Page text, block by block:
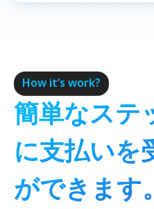
簡単なステ
に支払いを
ができます。
How it’s work?